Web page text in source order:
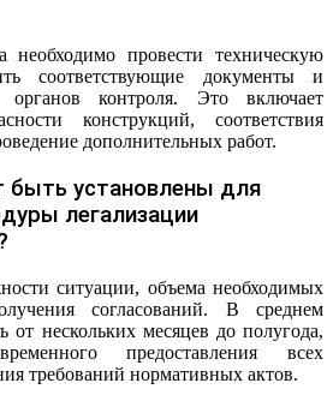
необходимо провести техническую
соответствующие документы и
органов контроля. Это включает
конструкций, соответствия
дополнительных работ.
быть установлены для
легализации
ситуации, объема необходимых
согласований. В среднем
от нескольких месяцев до полугода,
предоставления всех
требований нормативных актов.